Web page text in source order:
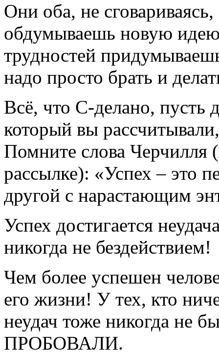
Они оба, не
обдумываешь новую
трудностей
надо просто брать и
Всё, что С-делано, пусть
который вы
Помните слова Черчилля
рассылке): «Успех – это
другой с нарастающим
Успех достигается
никогда не бездействием!
Чем более успешен
его жизни! У тех, кто
неудач тоже никогда не
ПРОБОВАЛИ.